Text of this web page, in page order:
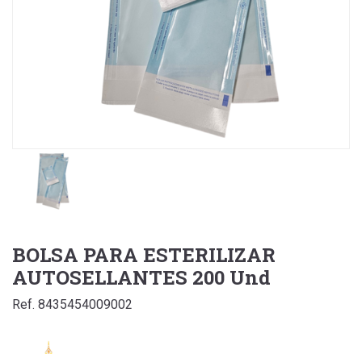
BOLSA PARA ESTERILIZAR
AUTOSELLANTES 200 Und
Ref. 8435454009002